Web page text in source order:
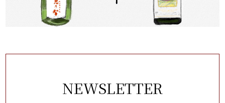
NEWSLETTER